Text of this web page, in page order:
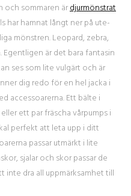
och sommaren ärdjurmönstrat
har hamnat långt ner på ute-
mönstren. Leopard, zebra,
är det bara fantasin
ses som lite vulgärt och är
dig redo för en hel jacka i
accessoarerna. Ett bälte i
ett par fräscha vårpumps i
perfekt att leta upp i ditt
passar utmärkt i lite
sjalar och skor passar de
inte dra all uppmärksamhet till